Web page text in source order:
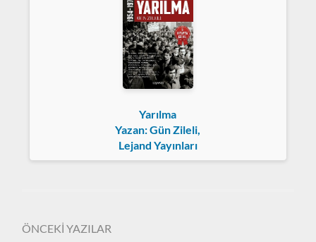
Yarılma
Yazan: Gün Zileli,
Lejand Yayınları
ÖNCEKİ YAZILAR